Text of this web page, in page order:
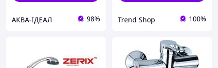
АКВА-ІДЕАЛ 98% Trend Shop 100%